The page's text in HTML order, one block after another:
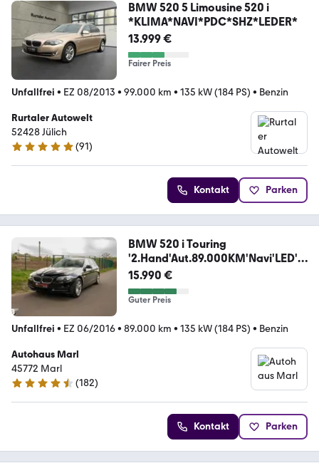
BMW 520 5 Limousine 520 i
*KLIMA*NAVI*PDC*SHZ*LEDER*
13.999 €
Fairer Preis
Unfallfrei • EZ 08/2013 • 99.000 km • 135 kW (184 PS) • Benzin
Rurtaler Autowelt
52428 Jülich
4.9 Sterne
(91)
Kontakt Parken
BMW 520 i Touring
'2.Hand'Aut.89.000KM'Navi'LED'P
DC'
15.990 €
Guter Preis
Unfallfrei • EZ 06/2016• 89.000 km • 135 kW (184 PS) • Benzin
Autohaus Marl
45772 Marl
4.6 Sterne
(182)
Kontakt Parken